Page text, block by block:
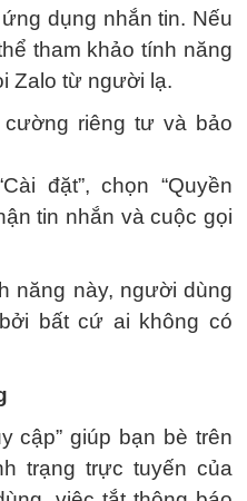
dụng nhắn tin. Nếu
tham khảo tính năng
Zalo từ người lạ.
đặt”, chọn “Quyền
tin nhắn và cuộc gọi
năng này, người dùng
bất cứ ai không có
cập” giúp bạn bè trên
trạng trực tuyến của